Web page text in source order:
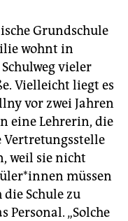
Grundschule
wohnt in
vieler
Vielleicht liegt es
vor zwei Jahren
eine Lehrerin, die
Vertretungsstelle
weil sie nicht
müssen
Schule zu
Personal. „Solche